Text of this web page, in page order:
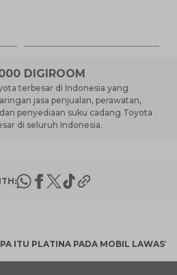
DIGIROOM
terbesar di Indonesia yang
jasa penjualan, perawatan,
penyediaan suku cadang Toyota
di seluruh Indonesia.
ITU PLATINA PADA MOBIL LAWAS?